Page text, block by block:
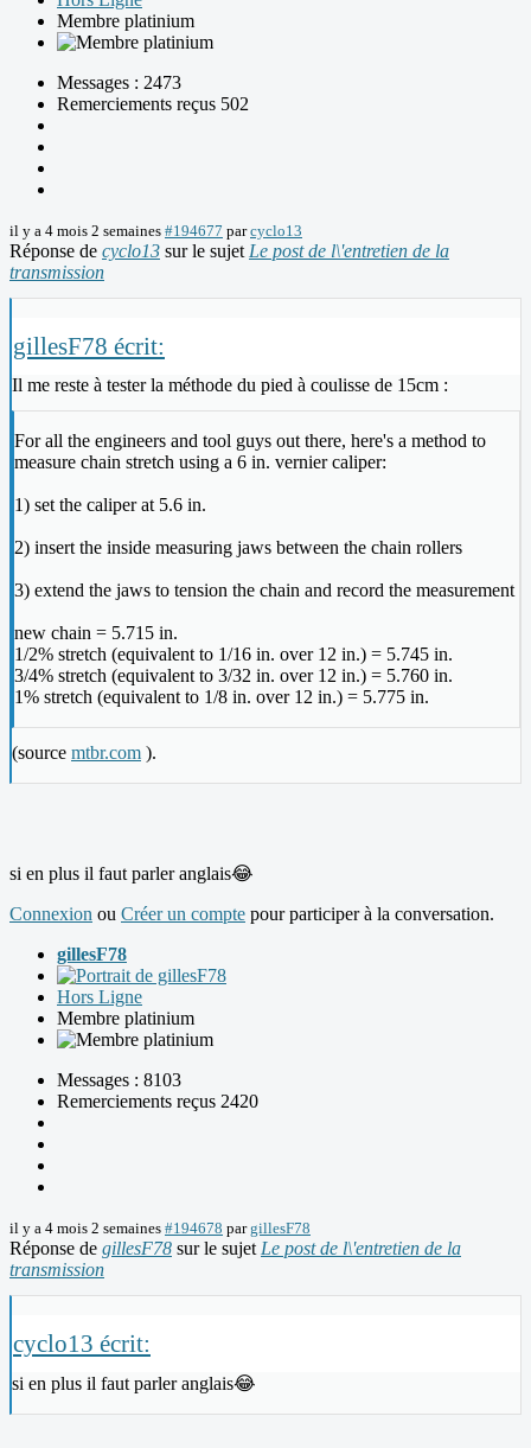
Membre platinium
Messages : 2473
Remerciements reçus 502
il y a 4 mois 2 semaines #194677 parcyclo13
Réponse de cyclo13 sur le sujet Le post de l\'entretien de la
transmission
gillesF78 écrit:
Il me reste à tester la méthode du pied à coulisse de 15cm :
For all the engineers and tool guys out there, here's a method to
measure chain stretch using a 6 in. vernier caliper:
1) set the caliper at 5.6 in.
2) insert the inside measuring jaws between the chain rollers
3) extend the jaws to tension the chain and record the measurement
new chain = 5.715 in.
1/2% stretch (equivalent to 1/16 in. over 12 in.) = 5.745 in.
3/4% stretch (equivalent to 3/32 in. over 12 in.) = 5.760 in.
1% stretch (equivalent to 1/8 in. over 12 in.) = 5.775 in.
(source mtbr.com ).
si en plus il faut parler anglais😂
Connexion ou Créer un compte pour participer à la conversation.
gillesF78
Hors Ligne
Membre platinium
Messages : 8103
Remerciements reçus 2420
il y a 4 mois 2 semaines #194678 pargillesF78
Réponse de gillesF78 sur le sujet Le post de l\'entretien de la
transmission
cyclo13 écrit:
si en plus il faut parler anglais😂